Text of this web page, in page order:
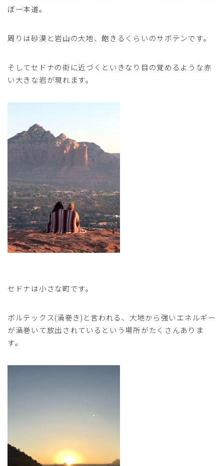
ぼ一本道。
周りは砂漠と岩山の大地、飽きるくらいのサボテンです。
そしてセドナの街に近づくといきなり目の覚めるような赤
い大きな岩が現れます。
セドナは小さな町です。
ボルテックス(渦巻き)と言われる、大地から強いエネルギー
が渦巻いて放出されているという場所がたくさんありま
す。